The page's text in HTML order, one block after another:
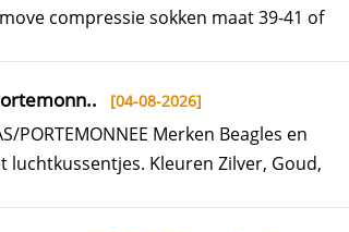
compressie sokken maat 39-41 of
[04-08-2026]
PORTEMONNEE Merken Beagles en
luchtkussentjes. Kleuren Zilver, Goud,